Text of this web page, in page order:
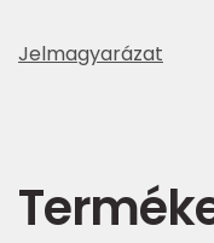
Jelmagyarázat